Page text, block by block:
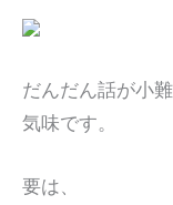
だんだん話が小
気味です。
要は、